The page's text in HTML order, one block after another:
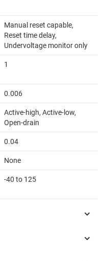
Manual reset capable,
Reset time delay,
Undervoltage monitor only
1
0.006
Active-high, Active-low,
Open-drain
0.04
None
-40 to 125